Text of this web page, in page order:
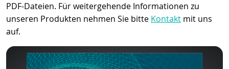
PDF-Dateien. Für weitergehende Informationen zu
unseren Produkten nehmen Sie bitte Kontakt mit uns
auf.